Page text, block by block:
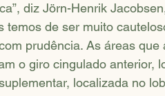
diz Jörn-Henrik
temos de ser muito
prudência. As áreas
o giro cingulado anterior,
localizada no